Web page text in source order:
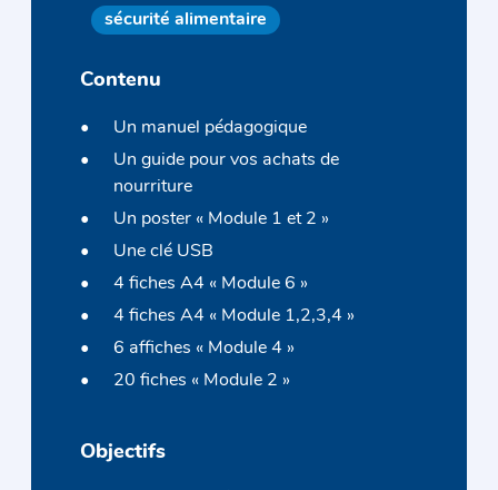
sécurité alimentaire
Contenu
Un manuel pédagogique
Un guide pour vos achats de
nourriture
Un poster « Module 1 et 2 »
Une clé USB
4 fiches A4 « Module 6 »
4 fiches A4 « Module 1,2,3,4 »
6 affiches « Module 4 »
20 fiches « Module 2 »
Objectifs